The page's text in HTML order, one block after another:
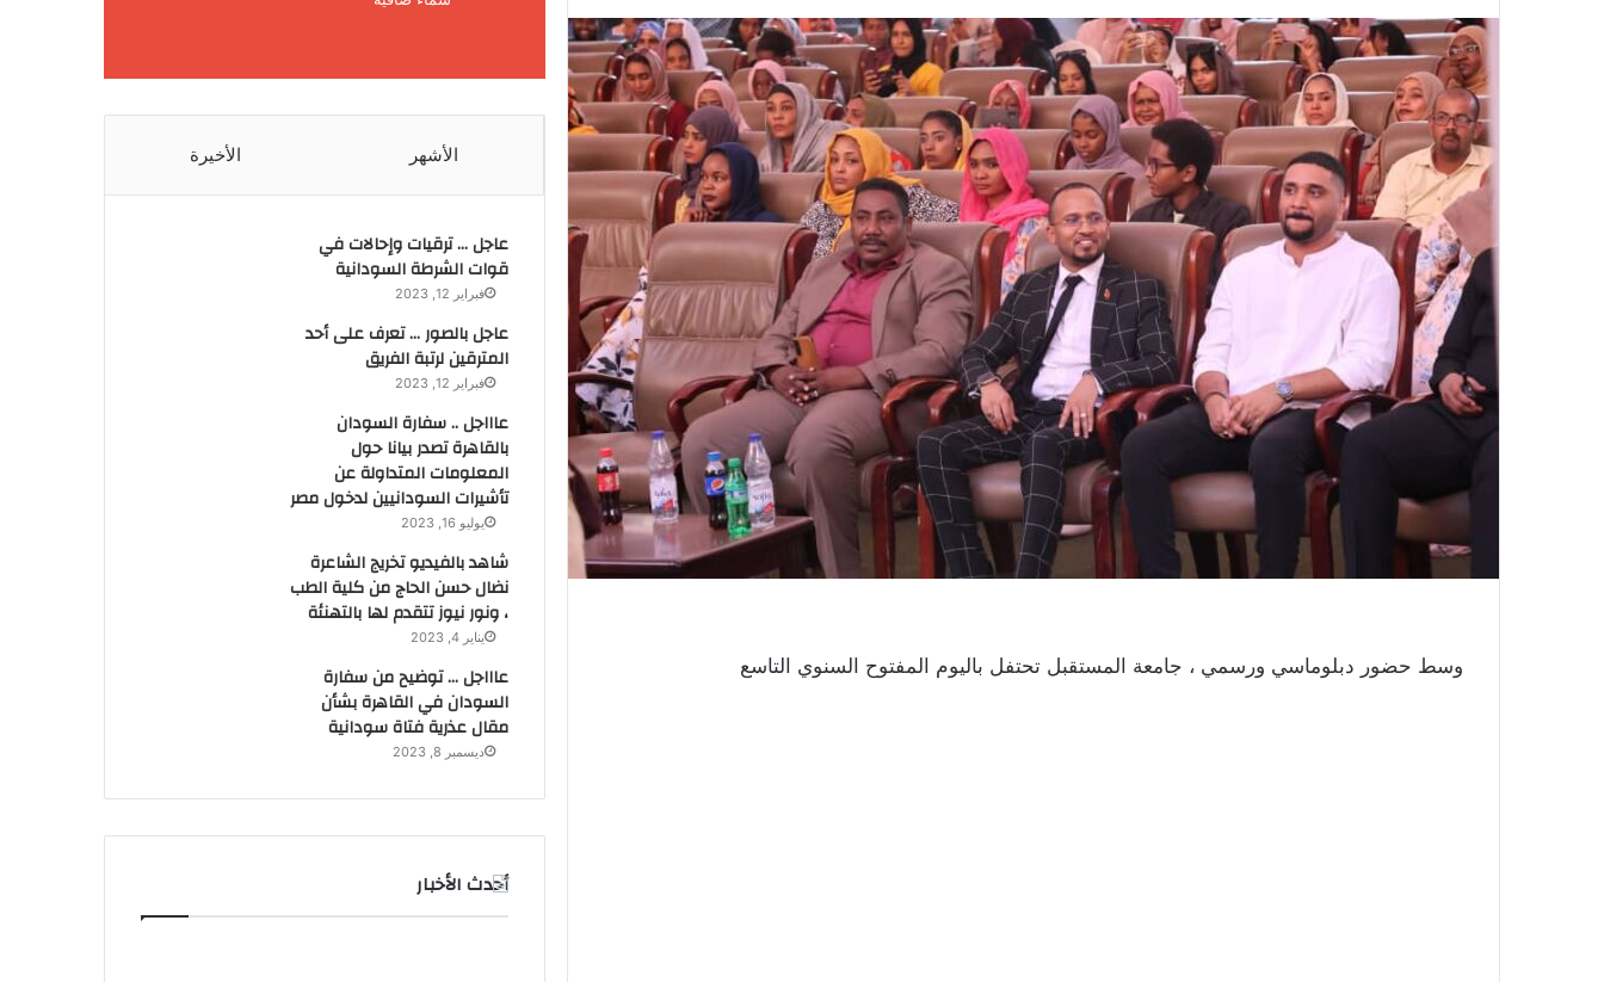
وسط حضور دبلوماسي ورسمي ، جامعة المستقبل تحتفل باليوم المفتوح السنوي التاسع
الأشهر الأخيرة
عاجل … ترقيات وإحالات في
قوات الشرطة السودانية
فبراير 12, 2023
عاجل بالصور … تعرف على أحد
المترقين لرتبة الفريق
فبراير 12, 2023
عاااجل .. سفارة السودان
بالقاهرة تصدر بيانا حول
المعلومات المتداولة عن
تأشيرات السودانيين لدخول مصر
يوليو 16, 2023
شاهد بالفيديو تخريج الشاعرة
نضال حسن الحاج من كلية الطب
، ونور نيوز تتقدم لها بالتهنئة
يناير 4, 2023
عاااجل … توضيح من سفارة
السودان في القاهرة بشأن
مقال عذرية فتاة سودانية
ديسمبر 8, 2023
أحدث الأخبار